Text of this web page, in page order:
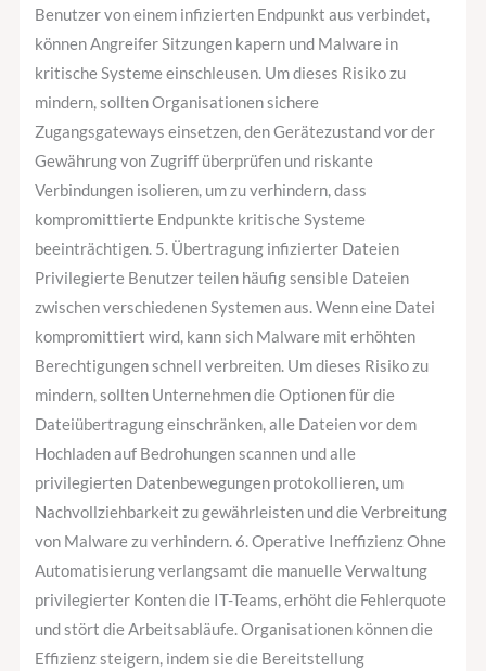
Benutzer von einem infizierten Endpunkt aus verbindet,
können Angreifer Sitzungen kapern und Malware in
kritische Systeme einschleusen. Um dieses Risiko zu
mindern, sollten Organisationen sichere
Zugangsgateways einsetzen, den Gerätezustand vor der
Gewährung von Zugriff überprüfen und riskante
Verbindungen isolieren, um zu verhindern, dass
kompromittierte Endpunkte kritische Systeme
beeinträchtigen. 5. Übertragung infizierter Dateien
Privilegierte Benutzer teilen häufig sensible Dateien
zwischen verschiedenen Systemen aus. Wenn eine Datei
kompromittiert wird, kann sich Malware mit erhöhten
Berechtigungen schnell verbreiten. Um dieses Risiko zu
mindern, sollten Unternehmen die Optionen für die
Dateiübertragung einschränken, alle Dateien vor dem
Hochladen auf Bedrohungen scannen und alle
privilegierten Datenbewegungen protokollieren, um
Nachvollziehbarkeit zu gewährleisten und die Verbreitung
von Malware zu verhindern. 6. Operative Ineffizienz Ohne
Automatisierung verlangsamt die manuelle Verwaltung
privilegierter Konten die IT-Teams, erhöht die Fehlerquote
und stört die Arbeitsabläufe. Organisationen können die
Effizienz steigern, indem sie die Bereitstellung